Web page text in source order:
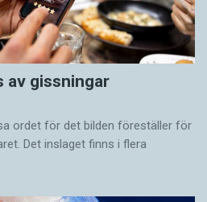
av gissningar
ordet för det bilden föreställer för
Det inslaget finns i flera